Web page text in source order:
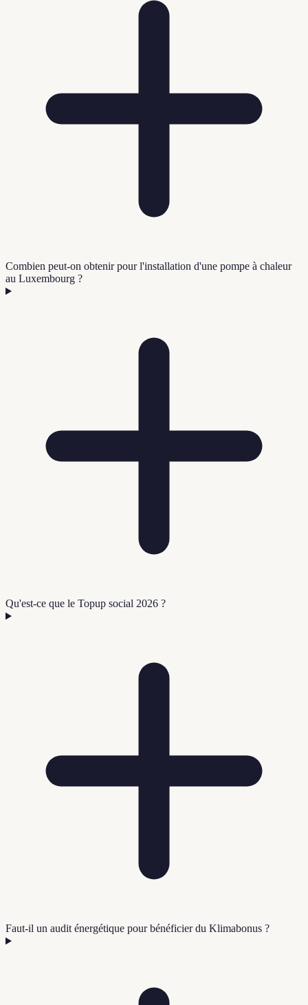
Combien peut-on obtenir pour l'installation d'une pompe à chaleur
au Luxembourg ?
Qu'est-ce que le Topup social 2026 ?
Faut-il un audit énergétique pour bénéficier du Klimabonus ?